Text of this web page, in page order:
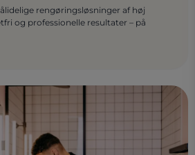
rengøringsløsninger af høj
og professionelle resultater – på